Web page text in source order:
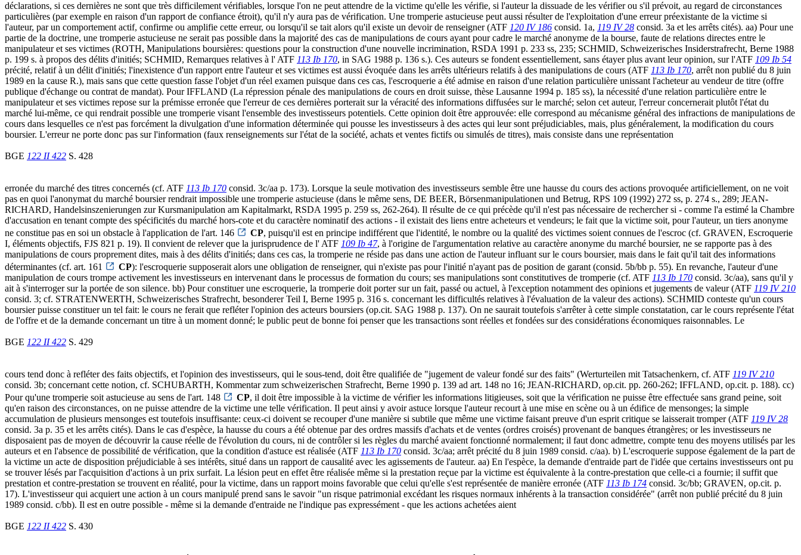
déclarations, si ces dernières ne sont que très difficilement vérifiables, lorsque l'on ne peut attendre de la victime qu'elle les vérifie, si l'auteur la dissuade de les vérifier ou s'il prévoit, au regard de circonstances
particulières (par exemple en raison d'un rapport de confiance étroit), qu'il n'y aura pas de vérification. Une tromperie astucieuse peut aussi résulter de l'exploitation d'une erreur préexistante de la victime si
l'auteur, par un comportement actif, confirme ou amplifie cette erreur, ou lorsqu'il se tait alors qu'il existe un devoir de renseigner (ATF 120 IV 186 consid. 1a, 119 IV 28 consid. 3a et les arrêts cités). aa) Pour une
partie de la doctrine, une tromperie astucieuse ne serait pas possible dans la majorité des cas de manipulations de cours ayant pour cadre le marché anonyme de la bourse, faute de relations directes entre le
manipulateur et ses victimes (ROTH, Manipulations boursières: questions pour la construction d'une nouvelle incrimination, RSDA 1991 p. 233 ss, 235; SCHMID, Schweizerisches Insiderstrafrecht, Berne 1988
p. 199 s. à propos des délits d'initiés; SCHMID, Remarques relatives à l' ATF 113 Ib 170, in SAG 1988 p. 136 s.). Ces auteurs se fondent essentiellement, sans étayer plus avant leur opinion, sur l'ATF 109 Ib 54
précité, relatif à un délit d'initiés; l'inexistence d'un rapport entre l'auteur et ses victimes est aussi évoquée dans les arrêts ultérieurs relatifs à des manipulations de cours (ATF 113 Ib 170, arrêt non publié du 8 juin
1989 en la cause R.), mais sans que cette question fasse l'objet d'un réel examen puisque dans ces cas, l'escroquerie a été admise en raison d'une relation particulière unissant l'acheteur au vendeur de titre (offre
publique d'échange ou contrat de mandat). Pour IFFLAND (La répression pénale des manipulations de cours en droit suisse, thèse Lausanne 1994 p. 185 ss), la nécessité d'une relation particulière entre le
manipulateur et ses victimes repose sur la prémisse erronée que l'erreur de ces dernières porterait sur la véracité des informations diffusées sur le marché; selon cet auteur, l'erreur concernerait plutôt l'état du
marché lui-même, ce qui rendrait possible une tromperie visant l'ensemble des investisseurs potentiels. Cette opinion doit être approuvée: elle correspond au mécanisme général des infractions de manipulations de
cours dans lesquelles ce n'est pas forcément la divulgation d'une information déterminée qui pousse les investisseurs à des actes qui leur sont préjudiciables, mais, plus généralement, la modification du cours
boursier. L'erreur ne porte donc pas sur l'information (faux renseignements sur l'état de la société, achats et ventes fictifs ou simulés de titres), mais consiste dans une représentation
BGE 122 II 422 S. 428
erronée du marché des titres concernés (cf. ATF 113 Ib 170 consid. 3c/aa p. 173). Lorsque la seule motivation des investisseurs semble être une hausse du cours des actions provoquée artificiellement, on ne voit
pas en quoi l'anonymat du marché boursier rendrait impossible une tromperie astucieuse (dans le même sens, DE BEER, Börsenmanipulationen und Betrug, RPS 109 (1992) 272 ss, p. 274 s., 289; JEAN-
RICHARD, Handelsinszenierungen zur Kursmanipulation am Kapitalmarkt, RSDA 1995 p. 259 ss, 262-264). Il résulte de ce qui précède qu'il n'est pas nécessaire de rechercher si - comme l'a estimé la Chambre
d'accusation en tenant compte des spécificités du marché hors-cote et du caractère nominatif des actions - il existait des liens entre acheteurs et vendeurs; le fait que la victime soit, pour l'auteur, un tiers anonyme
ne constitue pas en soi un obstacle à l'application de l'art. 146
CP, puisqu'il est en principe indifférent que l'identité, le nombre ou la qualité des victimes soient connues de l'escroc (cf. GRAVEN, Escroquerie
I, éléments objectifs, FJS 821 p. 19). Il convient de relever que la jurisprudence de l' ATF 109 Ib 47, à l'origine de l'argumentation relative au caractère anonyme du marché boursier, ne se rapporte pas à des
manipulations de cours proprement dites, mais à des délits d'initiés; dans ces cas, la tromperie ne réside pas dans une action de l'auteur influant sur le cours boursier, mais dans le fait qu'il tait des informations
déterminantes (cf. art. 161
CP): l'escroquerie supposerait alors une obligation de renseigner, qui n'existe pas pour l'initié n'ayant pas de position de garant (consid. 5b/bb p. 55). En revanche, l'auteur d'une
manipulation de cours trompe activement les investisseurs en intervenant dans le processus de formation du cours; ses manipulations sont constitutives de tromperie (cf. ATF 113 Ib 170 consid. 3c/aa), sans qu'il y
ait à s'interroger sur la portée de son silence. bb) Pour constituer une escroquerie, la tromperie doit porter sur un fait, passé ou actuel, à l'exception notamment des opinions et jugements de valeur (ATF 119 IV 210
consid. 3; cf. STRATENWERTH, Schweizerisches Strafrecht, besonderer Teil I, Berne 1995 p. 316 s. concernant les difficultés relatives à l'évaluation de la valeur des actions). SCHMID conteste qu'un cours
boursier puisse constituer un tel fait: le cours ne ferait que refléter l'opinion des acteurs boursiers (op.cit. SAG 1988 p. 137). On ne saurait toutefois s'arrêter à cette simple constatation, car le cours représente l'état
de l'offre et de la demande concernant un titre à un moment donné; le public peut de bonne foi penser que les transactions sont réelles et fondées sur des considérations économiques raisonnables. Le
BGE 122 II 422 S. 429
cours tend donc à refléter des faits objectifs, et l'opinion des investisseurs, qui le sous-tend, doit être qualifiée de "jugement de valeur fondé sur des faits" (Werturteilen mit Tatsachenkern, cf. ATF 119 IV 210
consid. 3b; concernant cette notion, cf. SCHUBARTH, Kommentar zum schweizerischen Strafrecht, Berne 1990 p. 139 ad art. 148 no 16; JEAN-RICHARD, op.cit. pp. 260-262; IFFLAND, op.cit. p. 188). cc)
Pour qu'une tromperie soit astucieuse au sens de l'art. 148
CP, il doit être impossible à la victime de vérifier les informations litigieuses, soit que la vérification ne puisse être effectuée sans grand peine, soit
qu'en raison des circonstances, on ne puisse attendre de la victime une telle vérification. Il peut ainsi y avoir astuce lorsque l'auteur recourt à une mise en scène ou à un édifice de mensonges; la simple
accumulation de plusieurs mensonges est toutefois insuffisante: ceux-ci doivent se recouper d'une manière si subtile que même une victime faisant preuve d'un esprit critique se laisserait tromper (ATF 119 IV 28
consid. 3a p. 35 et les arrêts cités). Dans le cas d'espèce, la hausse du cours a été obtenue par des ordres massifs d'achats et de ventes (ordres croisés) provenant de banques étrangères; or les investisseurs ne
disposaient pas de moyen de découvrir la cause réelle de l'évolution du cours, ni de contrôler si les règles du marché avaient fonctionné normalement; il faut donc admettre, compte tenu des moyens utilisés par les
auteurs et en l'absence de possibilité de vérification, que la condition d'astuce est réalisée (ATF 113 Ib 170 consid. 3c/aa; arrêt précité du 8 juin 1989 consid. c/aa). b) L'escroquerie suppose également de la part de
la victime un acte de disposition préjudiciable à ses intérêts, situé dans un rapport de causalité avec les agissements de l'auteur. aa) En l'espèce, la demande d'entraide part de l'idée que certains investisseurs ont pu
se trouver lésés par l'acquisition d'actions à un prix surfait. La lésion peut en effet être réalisée même si la prestation reçue par la victime est équivalente à la contre-prestation que celle-ci a fournie; il suffit que
prestation et contre-prestation se trouvent en réalité, pour la victime, dans un rapport moins favorable que celui qu'elle s'est représentée de manière erronée (ATF 113 Ib 174 consid. 3c/bb; GRAVEN, op.cit. p.
17). L'investisseur qui acquiert une action à un cours manipulé prend sans le savoir "un risque patrimonial excédant les risques normaux inhérents à la transaction considérée" (arrêt non publié précité du 8 juin
1989 consid. c/bb). Il est en outre possible - même si la demande d'entraide ne l'indique pas expressément - que les actions achetées aient
BGE 122 II 422 S. 430